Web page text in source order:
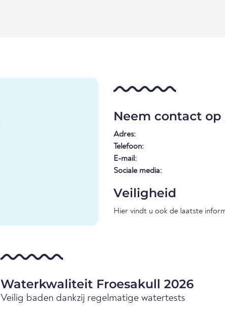
Neem contact
Adres:
Telefoon:
E-mail:
Sociale media:
Veiligheid
Hier vindt u ook de laatste
Waterkwaliteit Froesakull 2026
Veilig baden dankzij regelmatige watertests